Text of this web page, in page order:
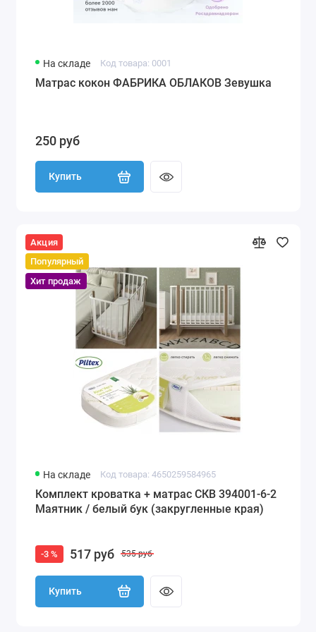
На складе Код товара: 0001
Матрас кокон ФАБРИКА ОБЛАКОВ Зевушка
250 руб
Купить
Акция
Популярный
Хит продаж
На складе Код товара: 4650259584965
Комплект кроватка + матрас СКВ 394001-6-2
Маятник / белый бук (закругленные края)
-3 % 517 руб 535 руб
Купить